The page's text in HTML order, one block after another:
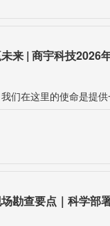
来 | 商宇科技2026
勘查要点｜科学部